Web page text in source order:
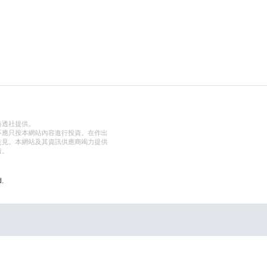
社提供。
只按本網站內容進行投資。在作出
。本網站及其資訊供應商竭力提供